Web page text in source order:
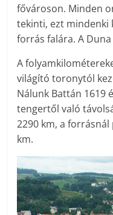
fővároson. Minden
tekinti, ezt mindenki
forrás falára. A
A
világító toronytól
Nálunk Battán 1619
tengertől való
2290 km, a
km.